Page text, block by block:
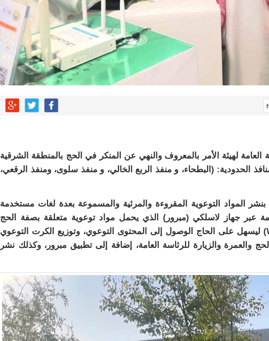
لهيئة الأمر بالمعروف والنهي عن المنكر في الحج بالمنطقة الشرقية
الحدودية: (البطحاء، و منفذ الربع الخالي، و منفذ سلوى، ومنفذ الرقعي،
المواد التوعوية المقروءة والمرئية والمسموعة بعدة لغات مستخدمة
عبر جهاز لاسلكي (مبرور) الذي يحمل مواد توعوية متعلقة بصفة الحج
والعمرة والزيارة، وعن طريق بث (Wi-Fi) ليسهل على الحاج الوصول إلى المحتوى التوعوي، وتوزيع الكرت التوعوي
والعمرة والزيارة للرئاسة العامة، إضافة إلى تطبيق مبرور، وكذلك نشر